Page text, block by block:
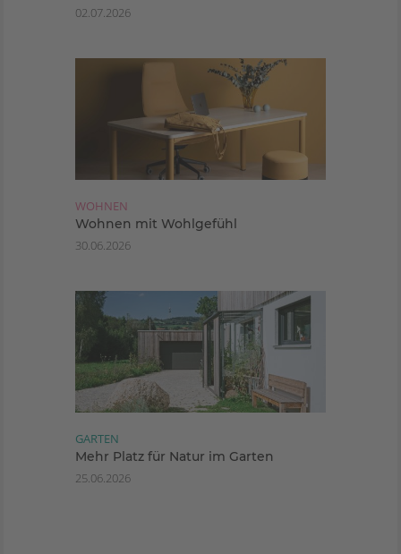
02.07.2026
WOHNEN
Wohnen mit Wohlgefühl
30.06.2026
GARTEN
Mehr Platz für Natur im Garten
25.06.2026